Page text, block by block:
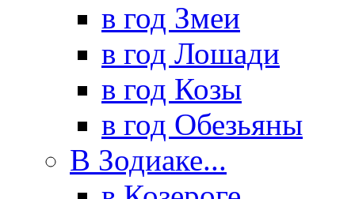
в год Змеи
в год Лошади
в год Козы
в год Обезьяны
В Зодиаке...